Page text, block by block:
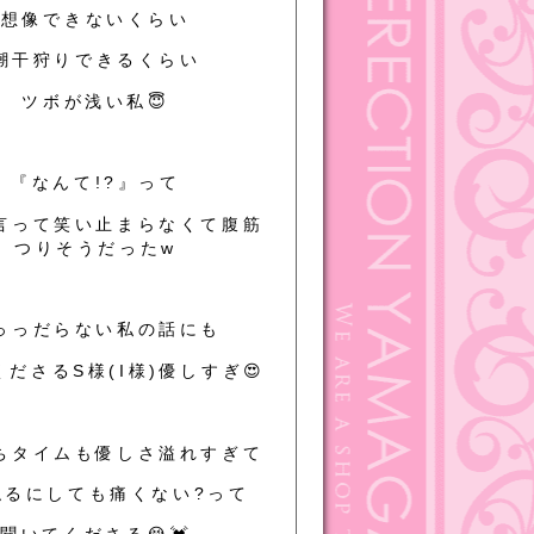
想像できないくらい
干狩りできるくらい
ツボが浅い私😇
『なんて!?』って
って笑い止まらなくて腹筋
つりそうだったw
っだらない私の話にも
ださるS様(I様)優しすぎ😍
タイムも優しさ溢れすぎて
るにしても痛くない?って